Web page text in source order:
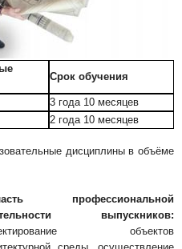
Срок обучения
3 года 10 месяцев
2 года 10 месяцев
дисциплины в объёме
профессиональной
выпускников:
объектов